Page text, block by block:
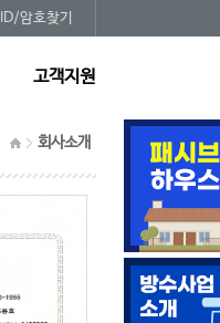
ID/암호찾기
고객지원
회사소개